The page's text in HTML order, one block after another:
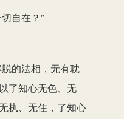
自在？”
的法相，无有耽
了知心无色、无
执、无住，了知心